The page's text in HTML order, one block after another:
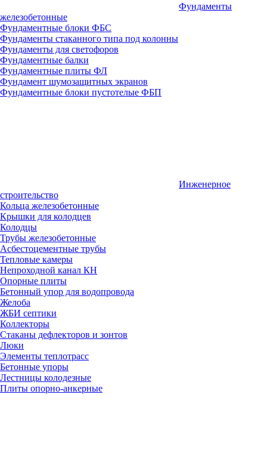
Фундаменты
железобетонные
Фундаментные блоки ФБС
Фундаменты стаканного типа под колонны
Фундаменты для светофоров
Фундаментные балки
Фундаментные плиты ФЛ
Фундамент шумозащитных экранов
Фундаментные блоки пустотелые ФБП
Инженерное
строительство
Кольца железобетонные
Крышки для колодцев
Колодцы
Трубы железобетонные
Асбестоцементные трубы
Тепловые камеры
Непроходной канал КН
Опорные плиты
Бетонный упор для водопровода
Желоба
ЖБИ септики
Коллекторы
Стаканы дефлекторов и зонтов
Люки
Элементы теплотрасс
Бетонные упоры
Лестницы колодезные
Плиты опорно-анкерные